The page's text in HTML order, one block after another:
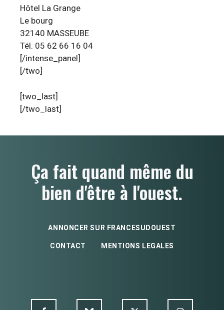
Hôtel La Grange
Le bourg
32140 MASSEUBE
Tél. 05 62 66 16 04
[/intense_panel]
[/two]
[two_last]
[/two_last]
Ça fait quand même du
bien d'être à l'ouest.
ANNONCER SUR FRANCESUDOUEST
CONTACT MENTIONS LEGALES